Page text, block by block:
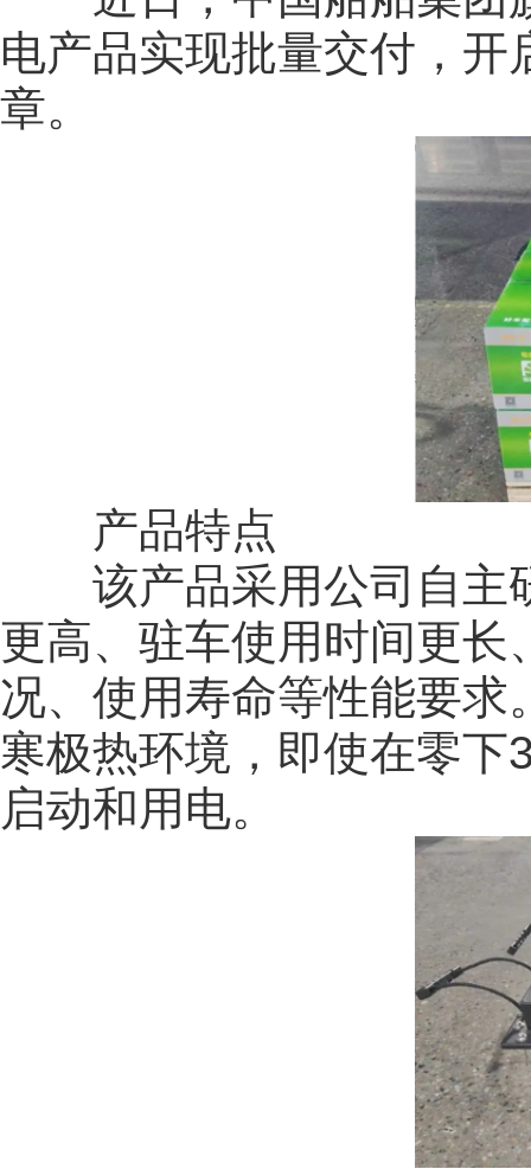
电产品实现批量交付，
章。
产品特点
该产品采用公司自主
更高、驻车使用时间更长
况、使用寿命等性能要求
寒极热环境，即使在零
启动和用电。